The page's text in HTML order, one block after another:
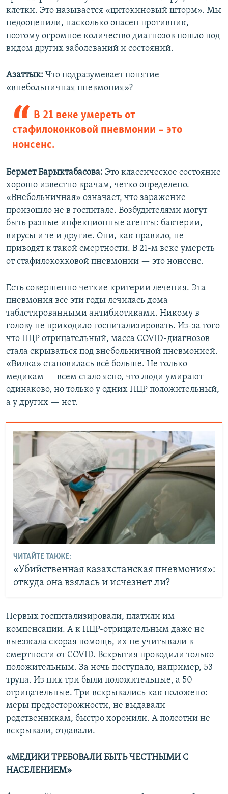
клетки. Это называется «цитокиновый шторм». Мы
недооценили, насколько опасен противник,
поэтому огромное количество диагнозов пошло под
видом других заболеваний и состояний.
Азаттык: Что подразумевает понятие
«внебольничная пневмония»?
В 21 веке умереть от
стафилококковой пневмонии – это
нонсенс.​
Бермет Барыктабасова: Это классическое состояние
хорошо известно врачам, четко определено.
«Внебольничная» означает, что заражение
произошло не в госпитале. Возбудителями могут
быть разные инфекционные агенты: бактерии,
вирусы и те и другие. Они, как правило, не
приводят к такой смертности. В 21-м веке умереть
от стафилококковой пневмонии — это нонсенс.
Есть совершенно четкие критерии лечения. Эта
пневмония все эти годы лечилась дома
таблетированными антибиотиками. Никому в
голову не приходило госпитализировать. Из-за того
что ПЦР отрицательный, масса COVID-диагнозов
стала скрываться под внебольничной пневмонией.
«Вилка» становилась всё больше. Не только
медикам — всем стало ясно, что люди умирают
одинаково, но только у одних ПЦР положительный,
а у других — нет.
ЧИТАЙТЕ ТАКЖЕ:
«Убийственная казахстанская пневмония»:
откуда она взялась и исчезнет ли?
Первых госпитализировали, платили им
компенсации. А к ПЦР-отрицательным даже не
выезжала скорая помощь, их не учитывали в
смертности от COVID. Вскрытия проводили только
положительным. За ночь поступало, например, 53
трупа. Из них три были положительные, а 50 —
отрицательные. Три вскрывались как положено:
меры предосторожности, не выдавали
родственникам, быстро хоронили. А полсотни не
вскрывали, отдавали.
«МЕДИКИ ТРЕБОВАЛИ БЫТЬ ЧЕСТНЫМИ С
НАСЕЛЕНИЕМ»